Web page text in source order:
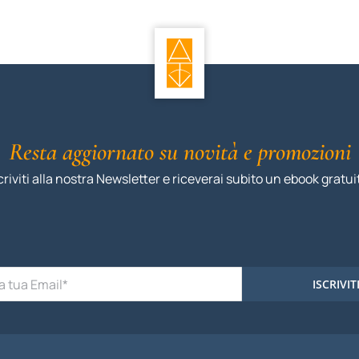
Resta aggiornato su novità e promozioni
alla nostra Newsletter e riceverai subito un ebook
ISCRIVITI